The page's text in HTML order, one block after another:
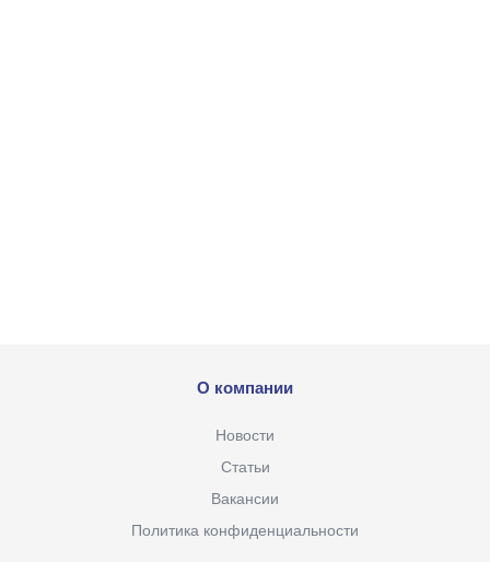
О компании
Новости
Статьи
Вакансии
Политика конфиденциальности